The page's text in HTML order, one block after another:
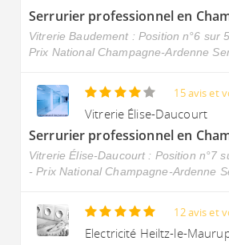
Serrurier professionnel en
Vitrerie Baudement : Position n°6 sur
Prix National Champagne-Ardenne
15 avis et
Vitrerie Élise-Daucourt
Serrurier professionnel en
Vitrerie Élise-Daucourt : Position n°7
- Prix National Champagne-Ardenne
12 avis et
Electricité Heiltz-le-